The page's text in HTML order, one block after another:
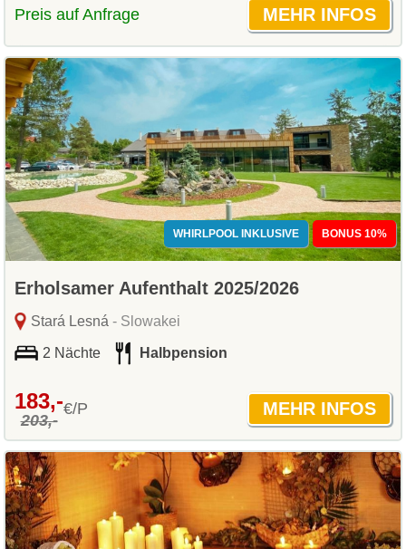
Preis auf Anfrage
WHIRLPOOL INKLUSIVE BONUS 10%
Erholsamer Aufenthalt 2025/2026
Stará Lesná - Slowakei
2 Nächte Halbpension
183,-
203,-
€/P